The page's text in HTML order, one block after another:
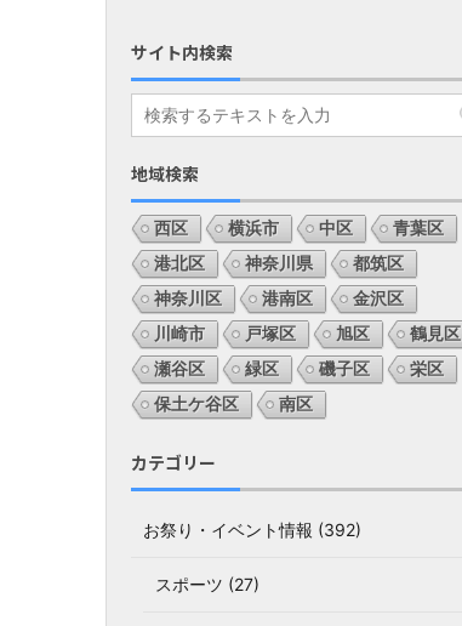
サイト内検索
地域検索
西区 横浜市 中区
青葉区
港北区
神奈川県
都筑区
神奈川区
港南区
金沢区
川崎市
戸塚区 旭区
鶴見区
瀬谷区
緑区 磯子区
栄区
保土ケ谷区
南区
カテゴリー
お祭り・イベント情報 (392)
スポーツ (27)